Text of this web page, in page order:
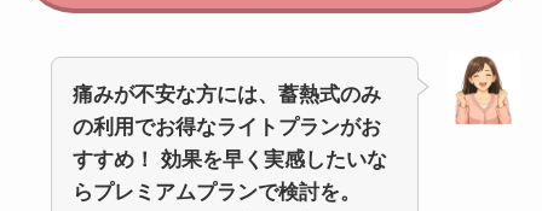
痛みが不安な方には、蓄熱式のみ
の利用でお得なライトプランがお
すすめ！ 効果を早く実感したいな
らプレミアムプランで検討を。